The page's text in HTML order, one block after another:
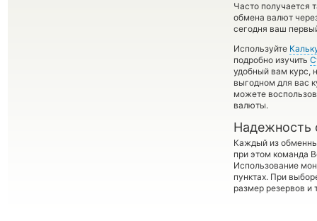
Часто получается
обмена валют
сегодня ваш
Используйте
подробно изучить
удобный вам курс,
выгодном для вас
можете
валюты.
Надежность
Каждый из
при этом команда
Использование
пунктах. При
размер резервов и